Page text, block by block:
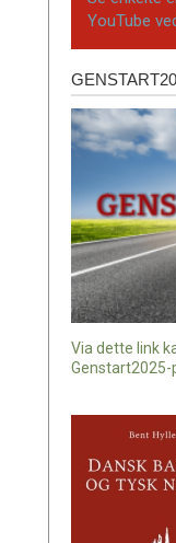
YouTube
Genstart2025
Via dette link
Genstart2025-
tysk